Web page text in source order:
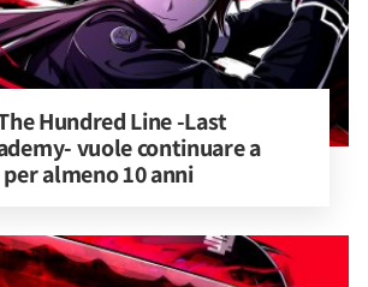
Hundred Line -Last
vuole continuare a
almeno 10 anni